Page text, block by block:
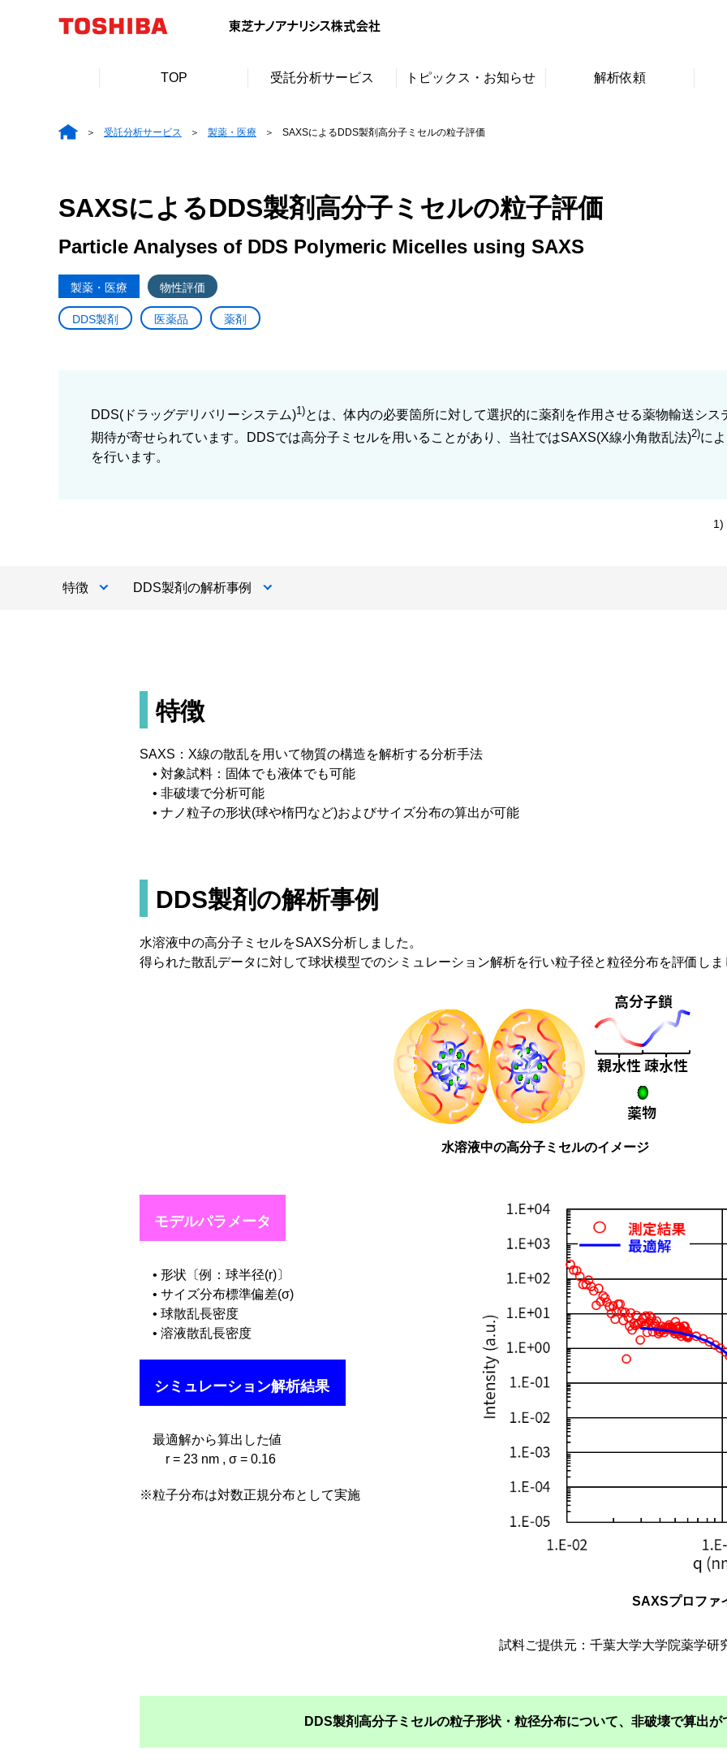
TOP 受託分析サービス トピックス・お知らせ 解析依頼
受託分析サービス 製薬・医療 SAXSによるDDS製剤高分子ミセルの粒子評価
SAXSによるDDS製剤高分子ミセルの粒子評価
Particle Analyses of DDS Polymeric Micelles using SAXS
製薬・医療 物性評価
DDS製剤 医薬品 薬剤
DDS(ドラッグデリバリーシステム)1)とは、体内の必要箇所に対して選択的に薬剤を作用させる薬物輸送シ
期待が寄せられています。DDSでは高分子ミセルを用いることがあり、当社ではSAXS(X線小角散乱法)2)に
を行います。
1)
特徴 DDS製剤の解析事例
特徴
SAXS：X線の散乱を用いて物質の構造を解析する分析手法
• 対象試料：固体でも液体でも可能
• 非破壊で分析可能
• ナノ粒子の形状(球や楕円など)およびサイズ分布の算出が可能
DDS製剤の解析事例
水溶液中の高分子ミセルをSAXS分析しました。
得られた散乱データに対して球状模型でのシミュレーション解析を行い粒子径と粒径分布を評価しま
水溶液中の高分子ミセルのイメージ
モデルパラメータ
• 形状〔例：球半径(r)〕
• サイズ分布標準偏差(σ)
• 球散乱長密度
• 溶液散乱長密度
シミュレーション解析結果
最適解から算出した値
r = 23 nm , σ = 0.16
※粒子分布は対数正規分布として実施
SAXSプロファ
試料ご提供元：千葉大学大学院薬学研
DDS製剤高分子ミセルの粒子形状・粒径分布について、非破壊で算出が